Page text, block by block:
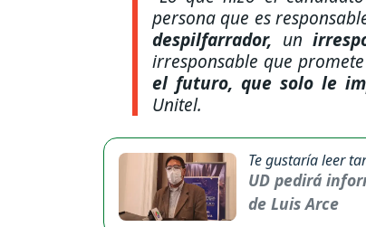
persona que es
despilfarrador, un
irresponsable que
el futuro, que solo le
Unitel.
Te gustaría leer
UD pedirá
de Luis Arce